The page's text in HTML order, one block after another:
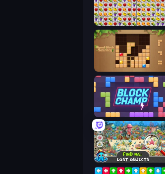
Same Game Fruit Collapse
Wood Block Journey
Block Champ
Find Me: Lost Objects